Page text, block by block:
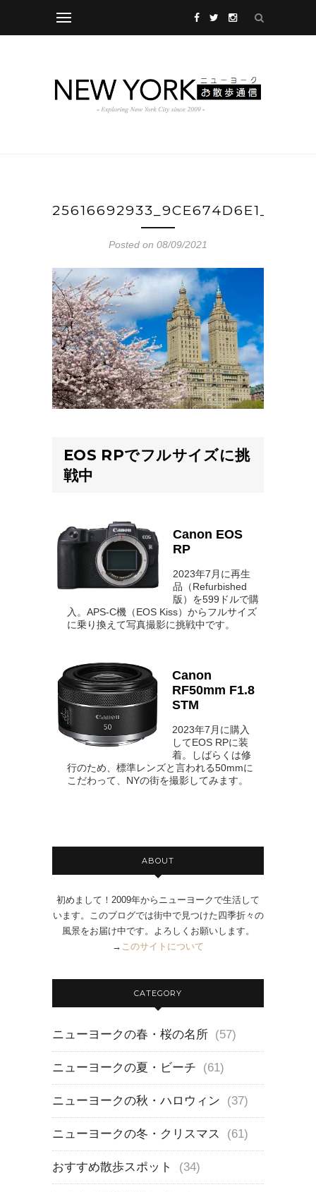
25616692933_9CE674D6E1_K
Posted on 08/09/2021
EOS RPでフルサイズに挑
戦中
Canon EOS
RP
2023年7月に再生
品（Refurbished
版）を599ドルで購
入。APS-C機（EOS Kiss）からフルサイズ
に乗り換えて写真撮影に挑戦中です。
Canon
RF50mm F1.8
STM
2023年7月に購入
してEOS RPに装
着。しばらくは修
行のため、標準レンズと言われる50mmに
こだわって、NYの街を撮影してみます。
ABOUT
初めまして！2009年からニューヨークで生活して
います。このブログでは街中で見つけた四季折々の
風景をお届け中です。よろしくお願いします。
→ このサイトについて
CATEGORY
ニューヨークの春・桜の名所 (57)
ニューヨークの夏・ビーチ (61)
ニューヨークの秋・ハロウィン (37)
ニューヨークの冬・クリスマス (61)
おすすめ散歩スポット (34)